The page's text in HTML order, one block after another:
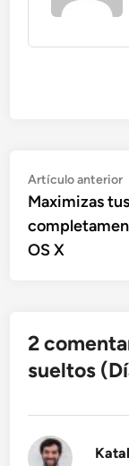
de
entradas
Artículo anterior
Maximizas
OS X
2
sueltos